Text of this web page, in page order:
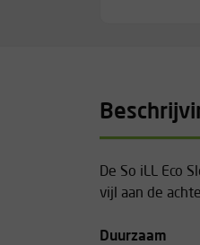
De So iLL Eco
vijl aan de
Duurzaam